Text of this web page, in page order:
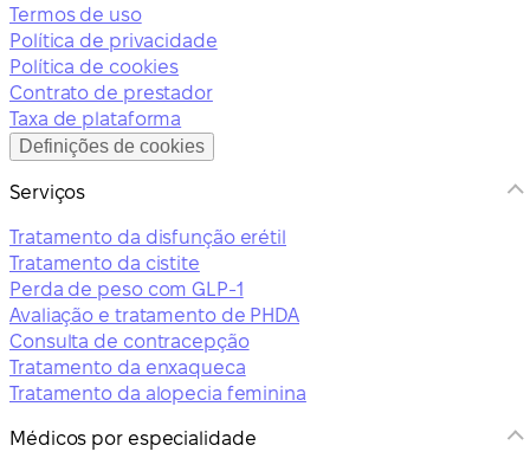
Termos de uso
Política de privacidade
Política de cookies
Contrato de prestador
Taxa de plataforma
Definições de cookies
Serviços
Tratamento da disfunção erétil
Tratamento da cistite
Perda de peso com GLP-1
Avaliação e tratamento de PHDA
Consulta de contracepção
Tratamento da enxaqueca
Tratamento da alopecia feminina
Médicos por especialidade